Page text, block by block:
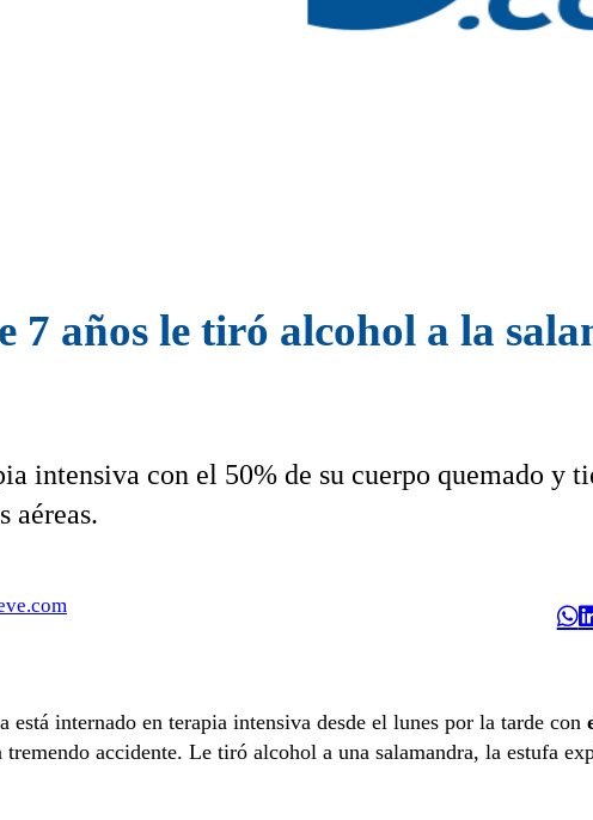
7 años le tiró alcohol a la
intensiva con el 50% de su cuerpo quemado y
aéreas.
está internado en terapia intensiva desde el lunes por la tarde con
tremendo accidente. Le tiró alcohol a una salamandra, la estufa